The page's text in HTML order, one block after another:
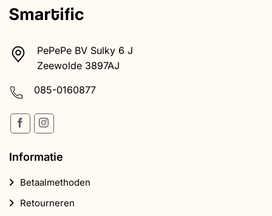
PePePe BV Sulky 6 J
Zeewolde 3897AJ
085-0160877
Informatie
Betaalmethoden
Retourneren